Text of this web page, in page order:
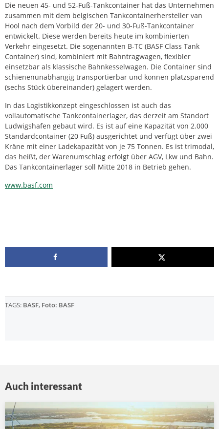
Die neuen 45- und 52-Fuß-Tankcontainer hat das Unternehmen
zusammen mit dem belgischen Tankcontainerhersteller van
Hool nach dem Vorbild der 20- und 30-Fuß-Tankcontainer
entwickelt. Diese werden bereits heute im kombinierten
Verkehr eingesetzt. Die sogenannten B-TC (BASF Class Tank
Container) sind, kombiniert mit Bahntragwagen, flexibler
einsetzbar als klassische Bahnkesselwagen. Die Container sind
schienenunabhängig transportierbar und können platzsparend
(sechs Stück übereinander) gelagert werden.
In das Logistikkonzept eingeschlossen ist auch das
vollautomatische Tankcontainerlager, das derzeit am Standort
Ludwigshafen gebaut wird. Es ist auf eine Kapazität von 2.000
Standardcontainer (20 Fuß) ausgerichtet und verfügt über zwei
Kräne mit einer Ladekapazität von je 75 Tonnen. Es ist trimodal,
das heißt, der Warenumschlag erfolgt über AGV, Lkw und Bahn.
Das Tankcontainerlager soll Mitte 2018 in Betrieb gehen.
www.basf.com
TAGS: BASF, Foto: BASF
Auch interessant